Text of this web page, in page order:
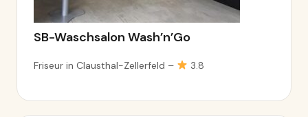
SB-Waschsalon Wash’n’Go
Friseur in Clausthal-Zellerfeld – 3.8